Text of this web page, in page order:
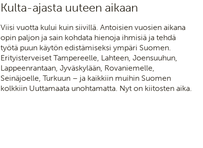
Kulta-ajasta uuteen aikaan
Viisi vuotta kului kuin siivillä. Antoisien vuosien aikana
opin paljon ja sain kohdata hienoja ihmisiä ja tehdä
työtä puun käytön edistämiseksi ympäri Suomen.
Erityisterveiset Tampereelle, Lahteen, Joensuuhun,
Lappeenrantaan, Jyväskylään, Rovaniemelle,
Seinäjoelle, Turkuun – ja kaikkiin muihin Suomen
kolkkiin Uuttamaata unohtamatta. Nyt on kiitosten aika.